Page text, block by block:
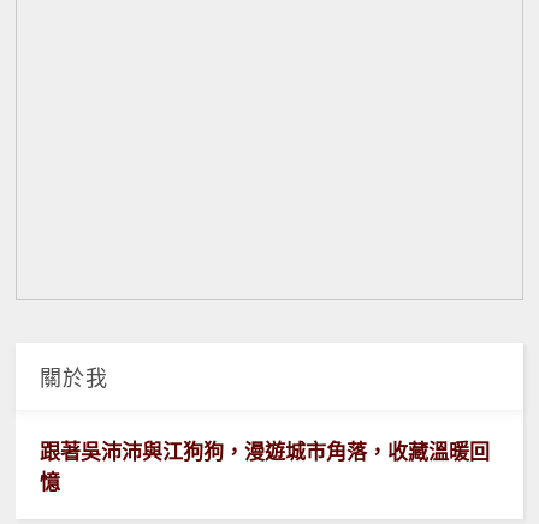
關於我
跟著吳沛沛與江狗狗，漫遊城市角落，收藏溫暖回
憶